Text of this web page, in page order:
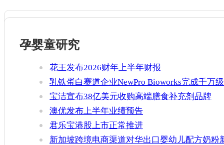
孕婴童研究
花王发布2026财年上半年财报
乳铁蛋白赛道企业NewPro Bioworks完成千万级
融资
宝洁宣布38亿美元收购高端膳食补充剂品牌
Thorne
澳优发布上半年业绩预告
君乐宝港股上市正常推进
新加坡跨境电商渠道对华出口婴幼儿配方奶粉